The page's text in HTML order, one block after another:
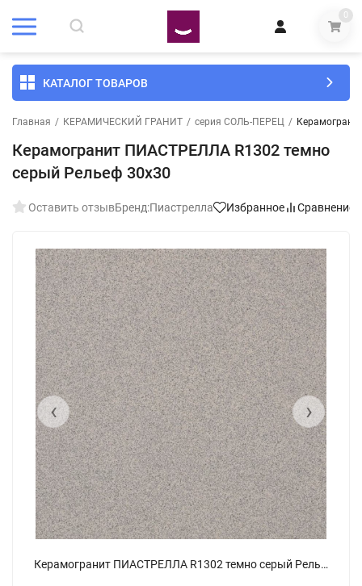
0
КАТАЛОГ ТОВАРОВ
Главная / КЕРАМИЧЕСКИЙ ГРАНИТ / серия СОЛЬ-ПЕРЕЦ /
Керамогранит ПИАСТРЕЛЛА R1302 темно
серый Рельеф 30x30
Оставить отзывБренд:Пиастрелла Избранное Сравнение
Керамогранит ПИАСТРЕЛЛА R1302 темно серый Рельеф 30x30
‹ ›